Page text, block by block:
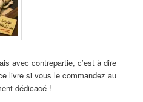
avec contrepartie, c’est à dire
livre si vous le commandez au
dédicacé !